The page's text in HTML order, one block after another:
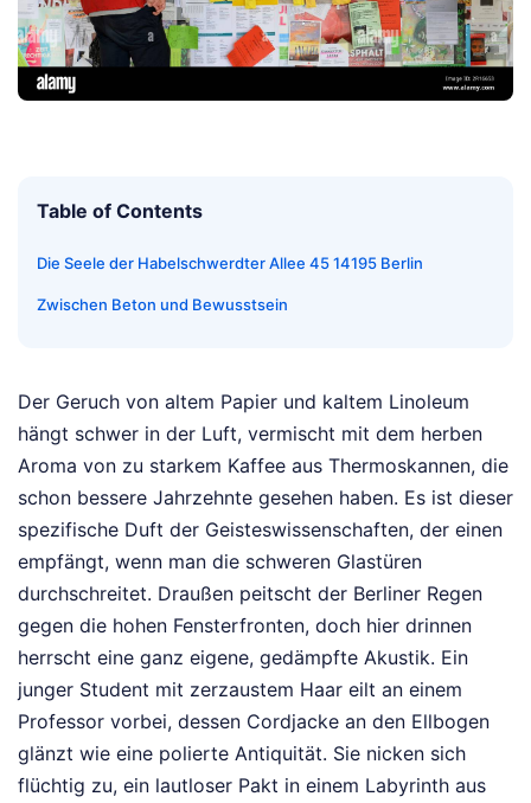
Table of Contents
Die Seele der Habelschwerdter Allee 45 14195 Berlin
Zwischen Beton und Bewusstsein
Der Geruch von altem Papier und kaltem Linoleum
hängt schwer in der Luft, vermischt mit dem herben
Aroma von zu starkem Kaffee aus Thermoskannen, die
schon bessere Jahrzehnte gesehen haben. Es ist dieser
spezifische Duft der Geisteswissenschaften, der einen
empfängt, wenn man die schweren Glastüren
durchschreitet. Draußen peitscht der Berliner Regen
gegen die hohen Fensterfronten, doch hier drinnen
herrscht eine ganz eigene, gedämpfte Akustik. Ein
junger Student mit zerzaustem Haar eilt an einem
Professor vorbei, dessen Cordjacke an den Ellbogen
glänzt wie eine polierte Antiquität. Sie nicken sich
flüchtig zu, ein lautloser Pakt in einem Labyrinth aus